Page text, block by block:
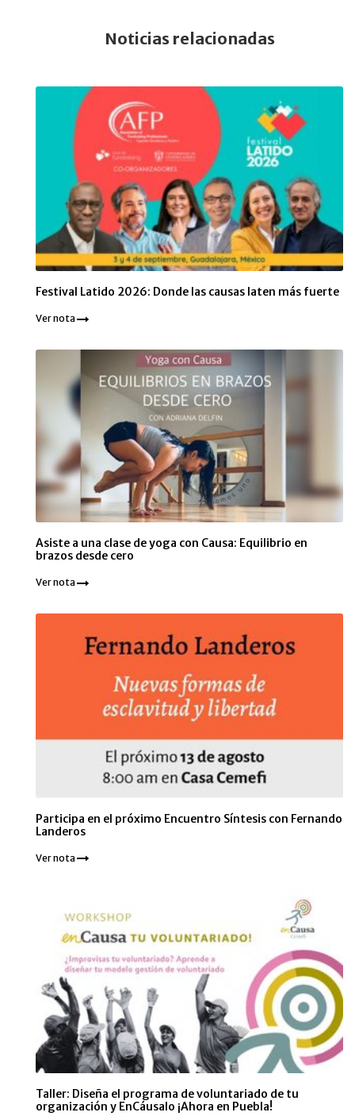
Noticias relacionadas
Festival Latido 2026: Donde las causas laten más fuerte
Ver nota
Asiste a una clase de yoga con Causa: Equilibrio en
brazos desde cero
Ver nota
Participa en el próximo Encuentro Síntesis con Fernando
Landeros
Ver nota
Taller: Diseña el programa de voluntariado de tu
organización y EnCáusalo ¡Ahora en Puebla!